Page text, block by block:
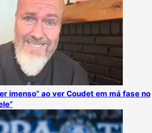
imenso” ao ver Coudet em má fase no